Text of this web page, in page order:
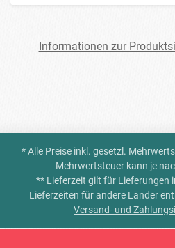
Informationen zur
* Alle Preise inkl. gesetzl.
Mehrwertsteuer kann je
** Lieferzeit gilt für Lieferungen
Lieferzeiten für andere Länder
Versand- und